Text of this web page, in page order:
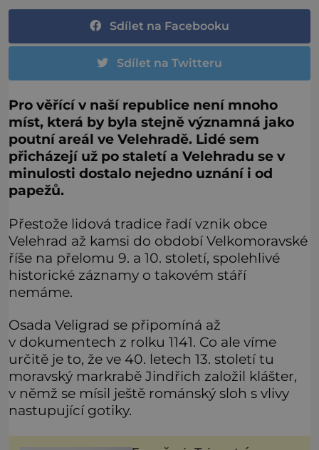
Sdílet na Facebooku
Sdílet na Twitteru
Pro věřící v naší republice není mnoho
míst, která by byla stejně významná jako
poutní areál ve Velehradě. Lidé sem
přicházejí už po staletí a Velehradu se v
minulosti dostalo nejedno uznání i od
papežů.
Přestože lidová tradice řadí vznik obce
Velehrad až kamsi do období Velkomoravské
říše na přelomu 9. a 10. století, spolehlivé
historické záznamy o takovém stáří
nemáme.
Osada Veligrad se připomíná až
v dokumentech z rolku 1141. Co ale víme
určitě je to, že ve 40. letech 13. století tu
moravský markrabě Jindřich založil klášter,
v němž se mísil ještě románský sloh s vlivy
nastupující gotiky.